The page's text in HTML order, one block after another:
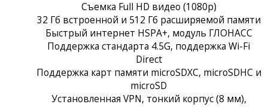
Съемка Full HD видео (1080p)
32 Гб встроенной и 512 Гб расширяемой памяти
Быстрый интернет HSPA+, модуль ГЛОНАСС
Поддержка стандарта 4.5G, поддержка Wi-Fi
Direct
Поддержка карт памяти microSDXC, microSDHC и
microSD
Установленная VPN, тонкий корпус (8 мм),